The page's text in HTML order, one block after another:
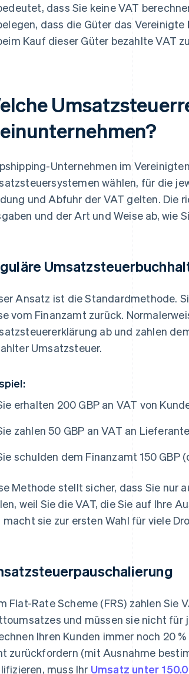
dass Sie keine VAT
dass die Güter das
Kauf dieser Güter bezahlte VAT
Unternehmen im
wählen, für die
und Abfuhr der VAT gelten. Die
und der Art und Weise ab, wie
Ansatz ist die Standardmethode.
vom Finanzamt zurück.
ab und zahlen
Umsatzsteuer.
erhalten 200 GBP an VAT von
zahlen 50 GBP an VAT an
schulden dem Finanzamt 150 GBP
Methode stellt sicher, dass Sie nur
weil Sie die VAT, die Sie auf Ihre
macht sie zur ersten Wahl für viele
Flat-Rate Scheme (FRS) zahlen Sie
und müssen sie nicht für
Ihren Kunden immer noch 20
zurückfordern (mit Ausnahme
muss Ihr Umsatz unter